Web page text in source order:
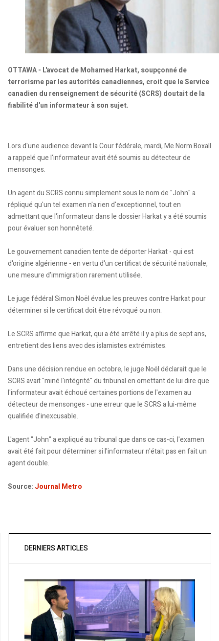
OTTAWA - L'avocat de Mohamed Harkat, soupçonné de
terrorisme par les autorités canadiennes, croit que le Service
canadien du renseignement de sécurité (SCRS) doutait de la
fiabilité d'un informateur à son sujet.
Lors d'une audience devant la Cour fédérale, mardi, Me Norm Boxall
a rappelé que l'informateur avait été soumis au détecteur de
mensonges.
Un agent du SCRS connu simplement sous le nom de "John" a
répliqué qu'un tel examen n'a rien d'exceptionnel, tout en
admettant que l'informateur dans le dossier Harkat y a été soumis
pour évaluer son honnêteté.
Le gouvernement canadien tente de déporter Harkat - qui est
d'origine algérienne - en vertu d'un certificat de sécurité nationale,
une mesure d'immigration rarement utilisée.
Le juge fédéral Simon Noël évalue les preuves contre Harkat pour
déterminer si le certificat doit être révoqué ou non.
Le SCRS affirme que Harkat, qui a été arrêté il y a plus de sept ans,
entretient des liens avec des islamistes extrémistes.
Dans une décision rendue en octobre, le juge Noël déclarait que le
SCRS avait "miné l'intégrité" du tribunal en omettant de lui dire que
l'informateur avait échoué certaines portions de l'examen au
détecteur de mensonges - une erreur que le SCRS a lui-même
qualifiée d'inexcusable.
L'agent "John" a expliqué au tribunal que dans ce cas-ci, l'examen
avait été fait pour déterminer si l'informateur n'était pas en fait un
agent double.
Source: Journal Metro
DERNIERS ARTICLES